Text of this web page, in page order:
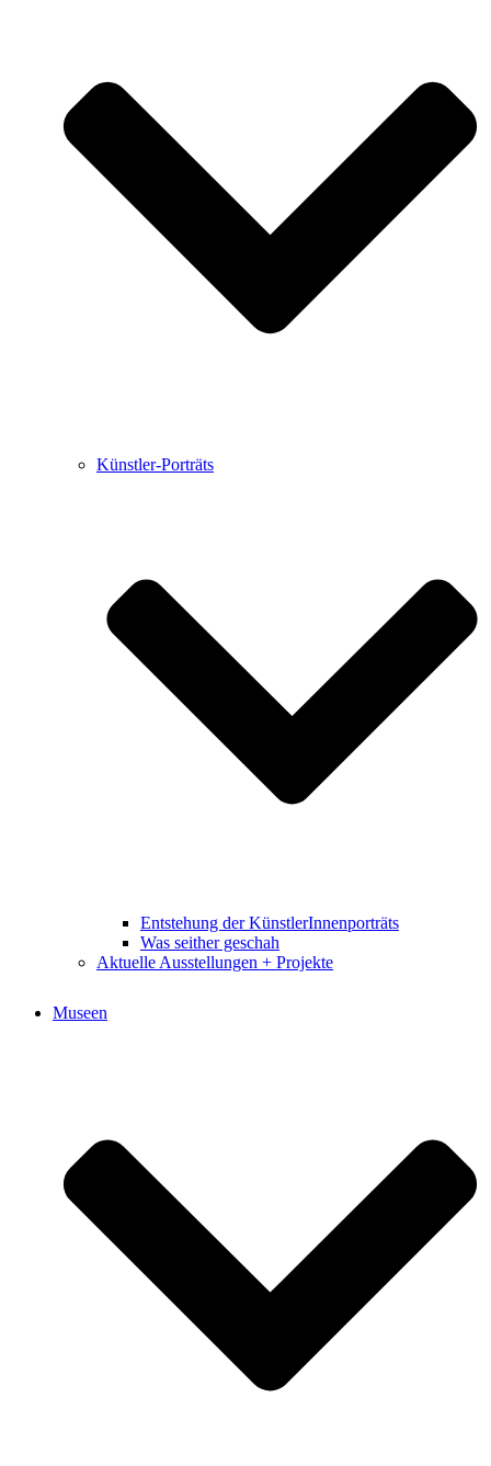
Künstler-Porträts
Entstehung der KünstlerInnenporträts
Was seither geschah
Aktuelle Ausstellungen + Projekte
Museen